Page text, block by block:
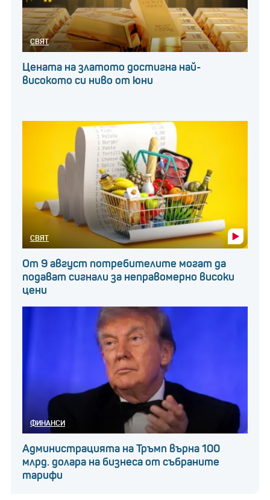
СВЯТ
Цената на златото достигна най-
високото си ниво от юни
СВЯТ
От 9 август потребителите могат да
подават сигнали за неправомерно високи
цени
ФИНАНСИ
Администрацията на Тръмп върна 100
млрд. долара на бизнеса от събраните
тарифи